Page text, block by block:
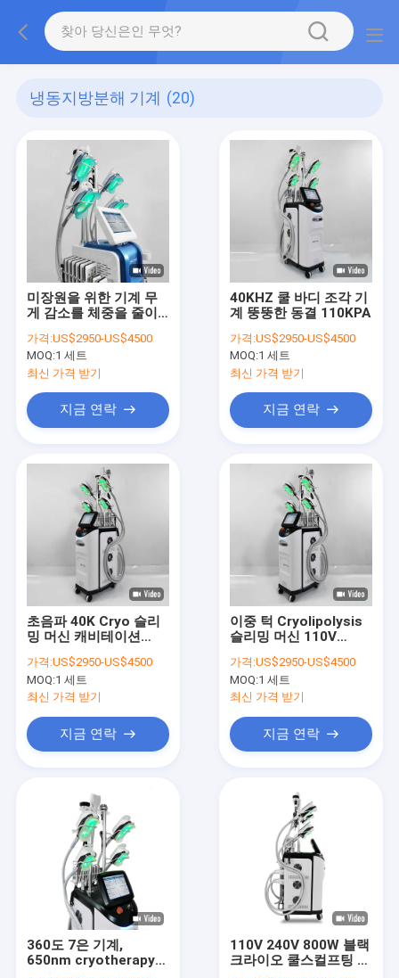
냉동지방분해 기계 (20)
미장원을 위한 기계 무
게 감소를 체중을 줄이
가격:US$2950-US$4500
MOQ:1 세트
최신 가격 받기
지금 연락
40KHZ 쿨 바디 조각 기
계 뚱뚱한 동결 110KPA
가격:US$2950-US$4500
MOQ:1 세트
최신 가격 받기
지금 연락
초음파 40K Cryo 슬리
밍 머신 캐비테이션
가격:US$2950-US$4500
MOQ:1 세트
최신 가격 받기
지금 연락
이중 턱 Cryolipolysis
슬리밍 머신 110V
가격:US$2950-US$4500
MOQ:1 세트
최신 가격 받기
지금 연락
360도 7은 기계,
650nm cryotherapy
110V 240V 800W 블랙
크라이오 쿨스컬프팅 머